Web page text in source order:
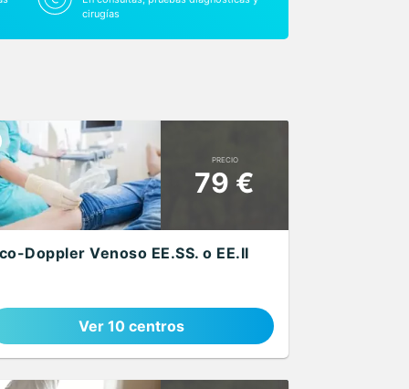
cirugías
PRECIO
79 €
Doppler Venoso EE.SS. o EE.II
Ver 10 centros